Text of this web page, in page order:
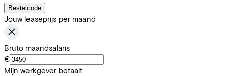
Bestelcode
Jouw leaseprijs per maand
Bruto maandsalaris
€
Mijn werkgever betaalt